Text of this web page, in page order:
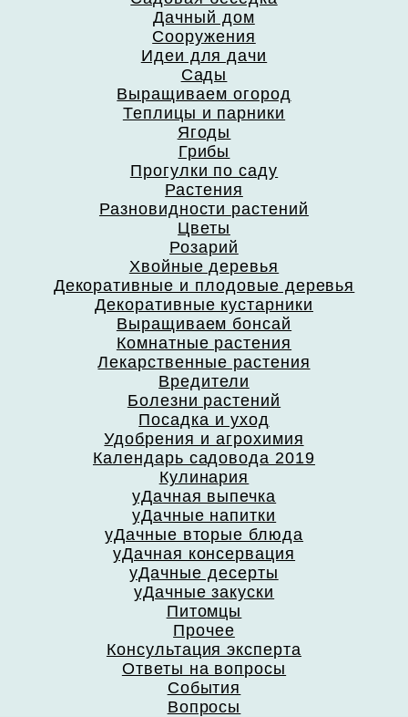
Дачный дом
Сооружения
Идеи для дачи
Сады
Выращиваем огород
Теплицы и парники
Ягоды
Грибы
Прогулки по саду
Растения
Разновидности растений
Цветы
Розарий
Хвойные деревья
Декоративные и плодовые деревья
Декоративные кустарники
Выращиваем бонсай
Комнатные растения
Лекарственные растения
Вредители
Болезни растений
Посадка и уход
Удобрения и агрохимия
Календарь садовода 2019
Кулинария
уДачная выпечка
уДачные напитки
уДачные вторые блюда
уДачная консервация
уДачные десерты
уДачные закуски
Питомцы
Прочее
Консультация эксперта
Ответы на вопросы
События
Вопросы